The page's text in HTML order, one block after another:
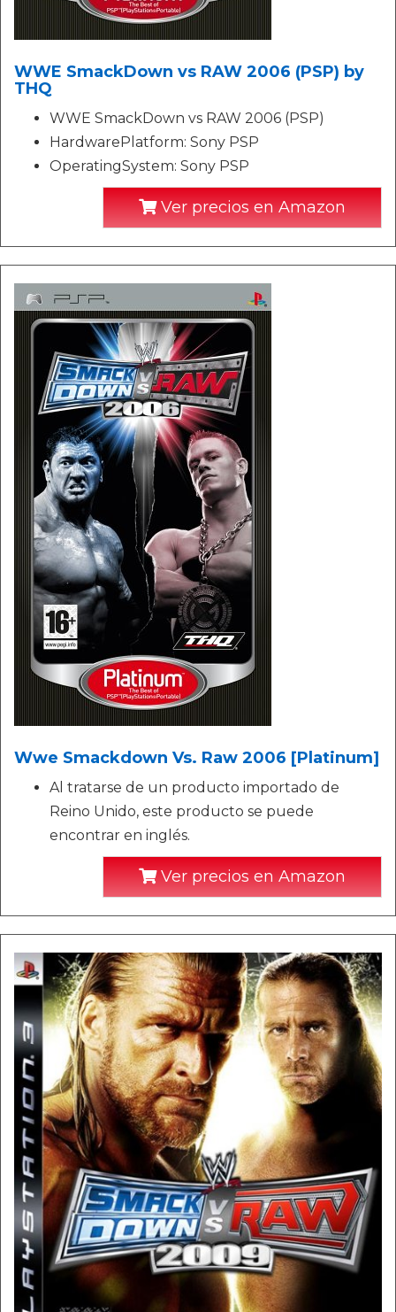
WWE SmackDown vs RAW 2006 (PSP) by
THQ
WWE SmackDown vs RAW 2006 (PSP)
HardwarePlatform: Sony PSP
OperatingSystem: Sony PSP
Ver precios en Amazon
Wwe Smackdown Vs. Raw 2006 [Platinum]
Al tratarse de un producto importado de
Reino Unido, este producto se puede
encontrar en inglés.
Ver precios en Amazon